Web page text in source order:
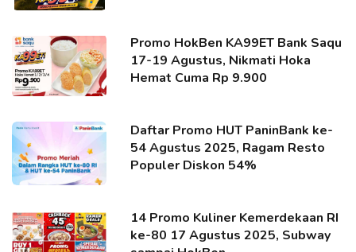
Promo HokBen KA99ET Bank Saqu
17-19 Agustus, Nikmati Hoka
Hemat Cuma Rp 9.900
Daftar Promo HUT PaninBank ke-
54 Agustus 2025, Ragam Resto
Populer Diskon 54%
14 Promo Kuliner Kemerdekaan RI
ke-80 17 Agustus 2025, Subway